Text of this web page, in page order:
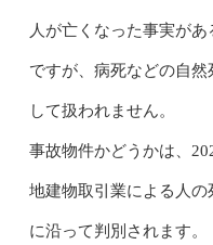
人が亡くなった事実が
ですが、病死などの自
して扱われません。
事故物件かどうかは、
地建物取引業による人の
に沿って判別されます。